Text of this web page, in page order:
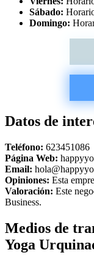
Sábado:
Domingo:
Datos de
Teléfono: 623451086
Página Web:
Email:
Opiniones: Esta
Valoración: Este
Business.
Medios de
Yoga